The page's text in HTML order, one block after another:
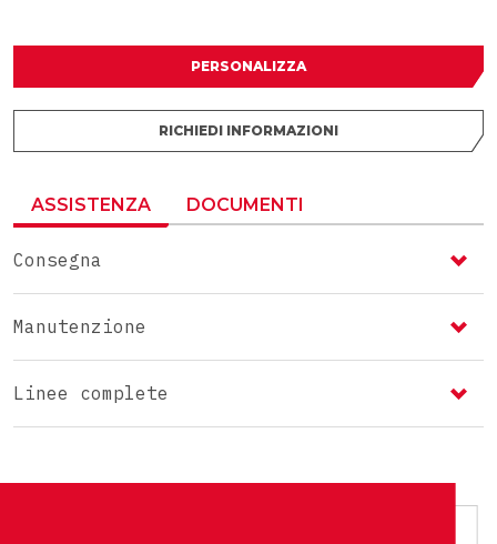
PERSONALIZZA
RICHIEDI INFORMAZIONI
ASSISTENZA DOCUMENTI
Consegna
Manutenzione
Linee complete